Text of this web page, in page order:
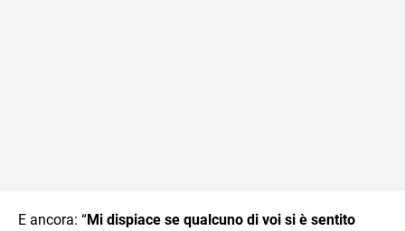
E ancora: “Mi dispiace se qualcuno di voi si è sentito